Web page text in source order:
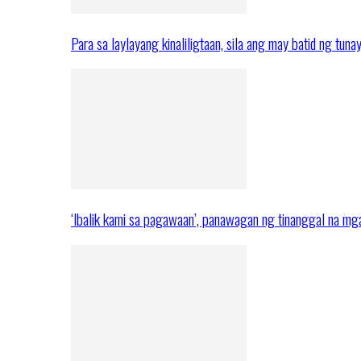
Para sa laylayang kinaliligtaan, sila ang may batid ng
‘Ibalik kami sa pagawaan’, panawagan ng tinanggal na